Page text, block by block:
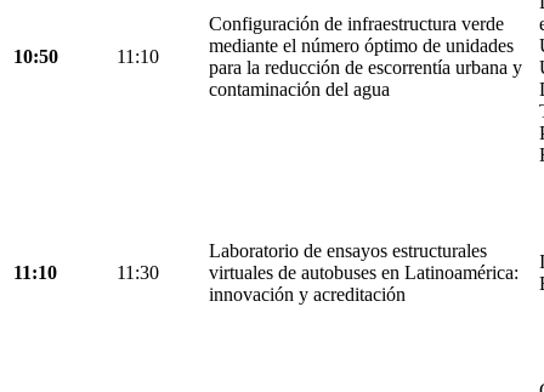
10:50 11:10
Configuración de infraestructura verde
mediante el número óptimo de unidades
para la reducción de escorrentía urbana y
contaminación del agua
11:10 11:30
Laboratorio de ensayos estructurales
virtuales de autobuses en Latinoamérica:
innovación y acreditación